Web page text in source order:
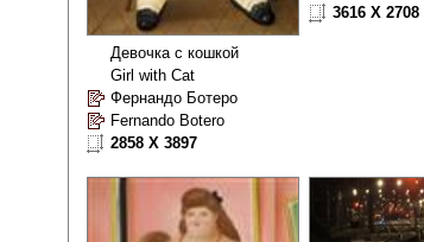
Девочка с кошкой
Girl with Cat
Фернандо Ботеро
Fernando Botero
2858 X 3897
3616 X 2708